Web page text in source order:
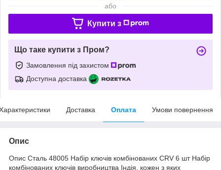
або
Купити з
Що таке купити з Пром?
Замовлення під захистом
Доступна доставка
Доставка Оплата Умови повернення
Опис
Опис Сталь 48005 Набір ключів комбінованих CRV 6 шт Набір
комбінованих ключів виробництва Індія, кожен з яких